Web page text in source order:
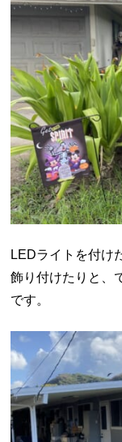
LEDライトを付け
飾り付けたりと、
です。